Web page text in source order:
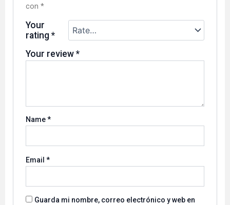
con*
Your
rating*
Your review*
Name*
Email*
Guarda mi nombre, correo electrónico y web en